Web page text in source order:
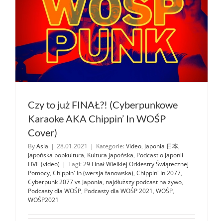
Chippin’
In)
Czy to już FINAŁ?! (Cyberpunkowe
Karaoke AKA Chippin’ In WOŚP
Cover)
ByAsia | 28.01.2021 | Kategorie: Video, Japonia 日本,
Japońska popkultura, Kultura japońska, Podcast o Japonii
LIVE (video) | Tagi: 29 Finał Wielkiej Orkiestry Świątecznej
Pomocy, Chippin' In (wersja fanowska), Chippin' In 2077,
Cyberpunk 2077 vs Japonia, najdłuższy podcast na żywo,
Podcasty dla WOŚP, Podcasty dla WOŚP 2021, WOŚP,
WOŚP2021